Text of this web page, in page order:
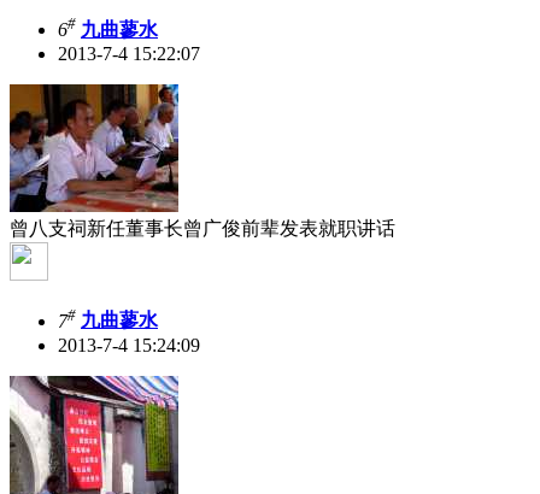
6# 九曲蓼水
2013-7-4 15:22:07
曾八支祠新任董事长曾广俊前辈发表就职讲话
7# 九曲蓼水
2013-7-4 15:24:09